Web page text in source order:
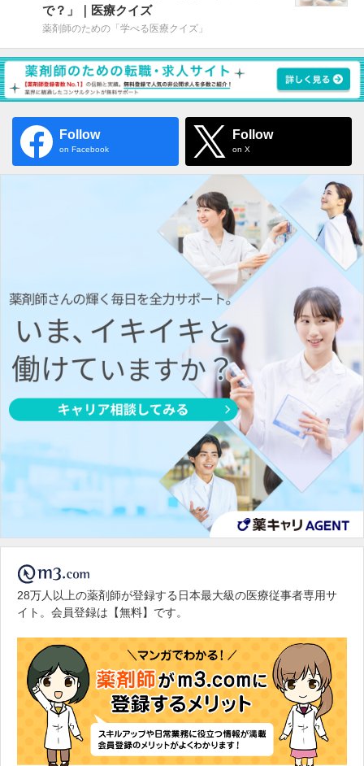
で？」｜医療クイズ
薬剤師のための「学べる医療クイズ」
Follow
on Facebook
Follow
on X
28万人以上の薬剤師が登録する日本最大級の医療従事者専用サ
イト。会員登録は【無料】です。